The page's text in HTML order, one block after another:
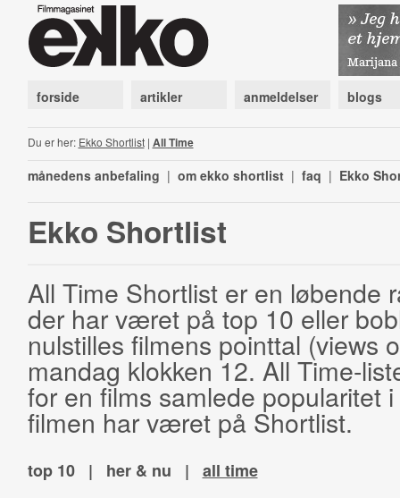
forside artikler anmeldelser blogs
Du er her: Ekko Shortlist| All Time
månedens anbefaling | om ekko shortlist | faq | Ekko
Ekko Shortlist
All Time Shortlist er en løbende
der har været på top 10 eller
nulstilles filmens pointtal (views
mandag klokken 12. All Time-
for en films samlede popularitet
filmen har været på Shortlist.
top 10 | her & nu | all time